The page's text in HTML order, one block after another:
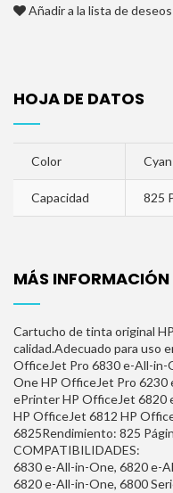
Añadir a la lista de deseos
HOJA DE DATOS
Color Cyan
Capacidad 825
MÁS INFORMACIÓN
Cartucho de tinta original
calidad.Adecuado para uso
OfficeJet Pro 6830 e-All-in-
One HP OfficeJet Pro
ePrinter HP OfficeJet 6820
HP OfficeJet 6812 HP
6825Rendimiento: 825
COMPATIBILIDADES:
6830 e-All-in-One, 6820 e-
6820 e-All-in-One, 6800